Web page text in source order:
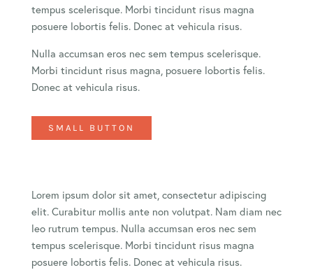
tempus scelerisque. Morbi tincidunt risus magna
posuere lobortis felis. Donec at vehicula risus.
Nulla accumsan eros nec sem tempus scelerisque.
Morbi tincidunt risus magna, posuere lobortis felis.
Donec at vehicula risus.
SMALL BUTTON
Lorem ipsum dolor sit amet, consectetur adipiscing
elit. Curabitur mollis ante non volutpat. Nam diam nec
leo rutrum tempus. Nulla accumsan eros nec sem
tempus scelerisque. Morbi tincidunt risus magna
posuere lobortis felis. Donec at vehicula risus.